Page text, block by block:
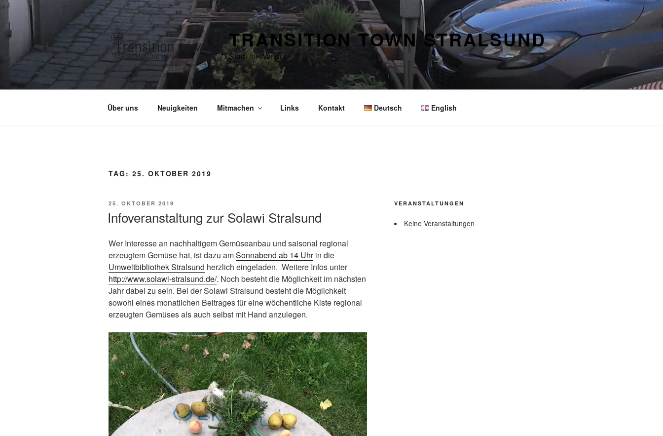
Zum
springen
TRANSITION TOWN STRALSUND
Stadt im Wandel
Über uns Neuigkeiten Mitmachen Links Kontakt Deutsch English
TAG: 25. OKTOBER 2019
VERÖFFENTLICHT
25. OKTOBER 2019
Infoveranstaltung zur Solawi Stralsund
Wer Interesse an nachhaltigem Gemüseanbau und saisonal regional
erzeugtem Gemüse hat, ist dazu amSonnabend ab 14 Uhrin die
Umweltbibliothek Stralsund herzlich eingeladen. Weitere Infos unter
http://www.solawi-stralsund.de/. Noch besteht die Möglichkeit im nächsten
Jahr dabei zu sein. Bei der Solawi Stralsund besteht die Möglichkeit
sowohl eines monatlichen Beitrages für eine wöchentliche Kiste regional
erzeugten Gemüses als auch selbst mit Hand anzulegen.
VERANSTALTUNGEN
Keine Veranstaltungen